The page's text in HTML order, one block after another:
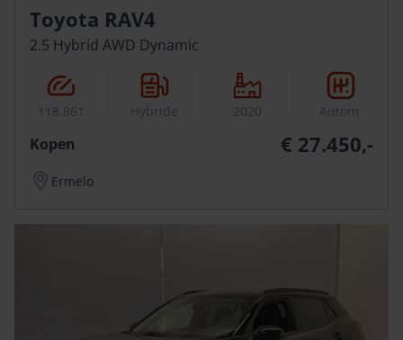
Toyota RAV4
2.5 Hybrid AWD Dynamic
118.861 Hybride 2020 Autom.
Kopen € 27.450,-
Ermelo